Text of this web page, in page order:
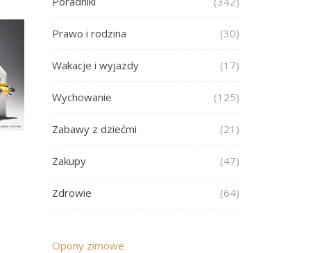
Prawo i rodzina (30)
Wakacje i wyjazdy (17)
Wychowanie (125)
Zabawy z dziećmi (21)
Zakupy (47)
Zdrowie (64)
Opony zimowe